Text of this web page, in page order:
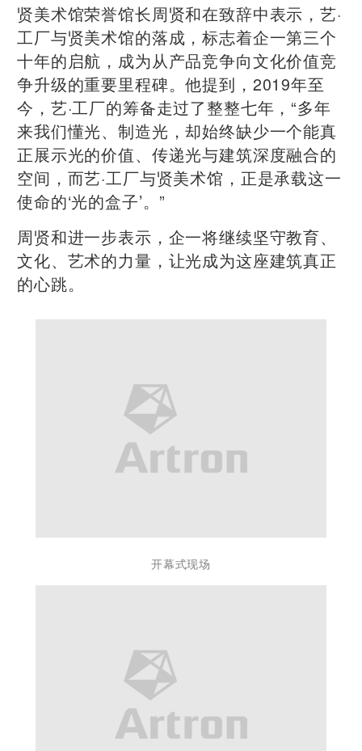
贤美术馆荣誉馆长周贤和在致辞中表示，艺·
工厂与贤美术馆的落成，标志着企一第三个
十年的启航，成为从产品竞争向文化价值竞
争升级的重要里程碑。他提到，2019年至
今，艺·工厂的筹备走过了整整七年，“多年
来我们懂光、制造光，却始终缺少一个能真
正展示光的价值、传递光与建筑深度融合的
空间，而艺·工厂与贤美术馆，正是承载这一
使命的‘光的盒子’。”
周贤和进一步表示，企一将继续坚守教育、
文化、艺术的力量，让光成为这座建筑真正
的心跳。
开幕式现场